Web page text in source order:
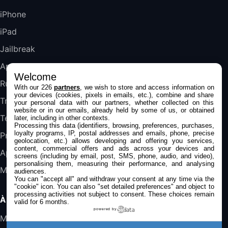
Jeu FIFA 20 sur PC (code à télécharger)
45,98€57,99€Rue Du Commerce (Vendeur Tiers)
iPhone
iPad
Jailbreak
Applications
Rumeurs
Trucs & astuces
Tests
Promos
Apple
Mac
À PROPOS
Mentions légales
Welcome
With our 226partners , we wish to store and access information on
your devices (cookies, pixels in emails, etc.), combine and share
your personal data with our partners, whether collected on this
website or in our emails, already held by some of us, or obtained
later, including in other contexts.
Processing this data (identifiers, browsing, preferences, purchases,
loyalty programs, IP, postal addresses and emails, phone, precise
geolocation, etc.) allows developing and offering you services,
content, commercial offers and ads across your devices and
screens (including by email, post, SMS, phone, audio, and video),
personalising them, measuring their performance, and analysing
audiences.
You can "accept all" and withdraw your consent at any time via the
"cookie" icon. You can also "set detailed preferences" and object to
processing activities not subject to consent. These choices remain
valid for 6 months.
powered by